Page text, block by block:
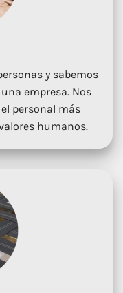
y sabemos
empresa. Nos
personal más
humanos.